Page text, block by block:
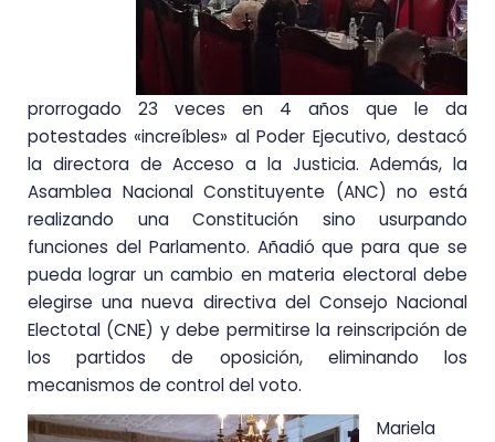
prorrogado 23 veces en 4 años que le da
potestades «increíbles» al Poder Ejecutivo, destacó
la directora de Acceso a la Justicia. Además, la
Asamblea Nacional Constituyente (ANC) no está
realizando una Constitución sino usurpando
funciones del Parlamento. Añadió que para que se
pueda lograr un cambio en materia electoral debe
elegirse una nueva directiva del Consejo Nacional
Electotal (CNE) y debe permitirse la reinscripción de
los partidos de oposición, eliminando los
mecanismos de control del voto.
Mariela